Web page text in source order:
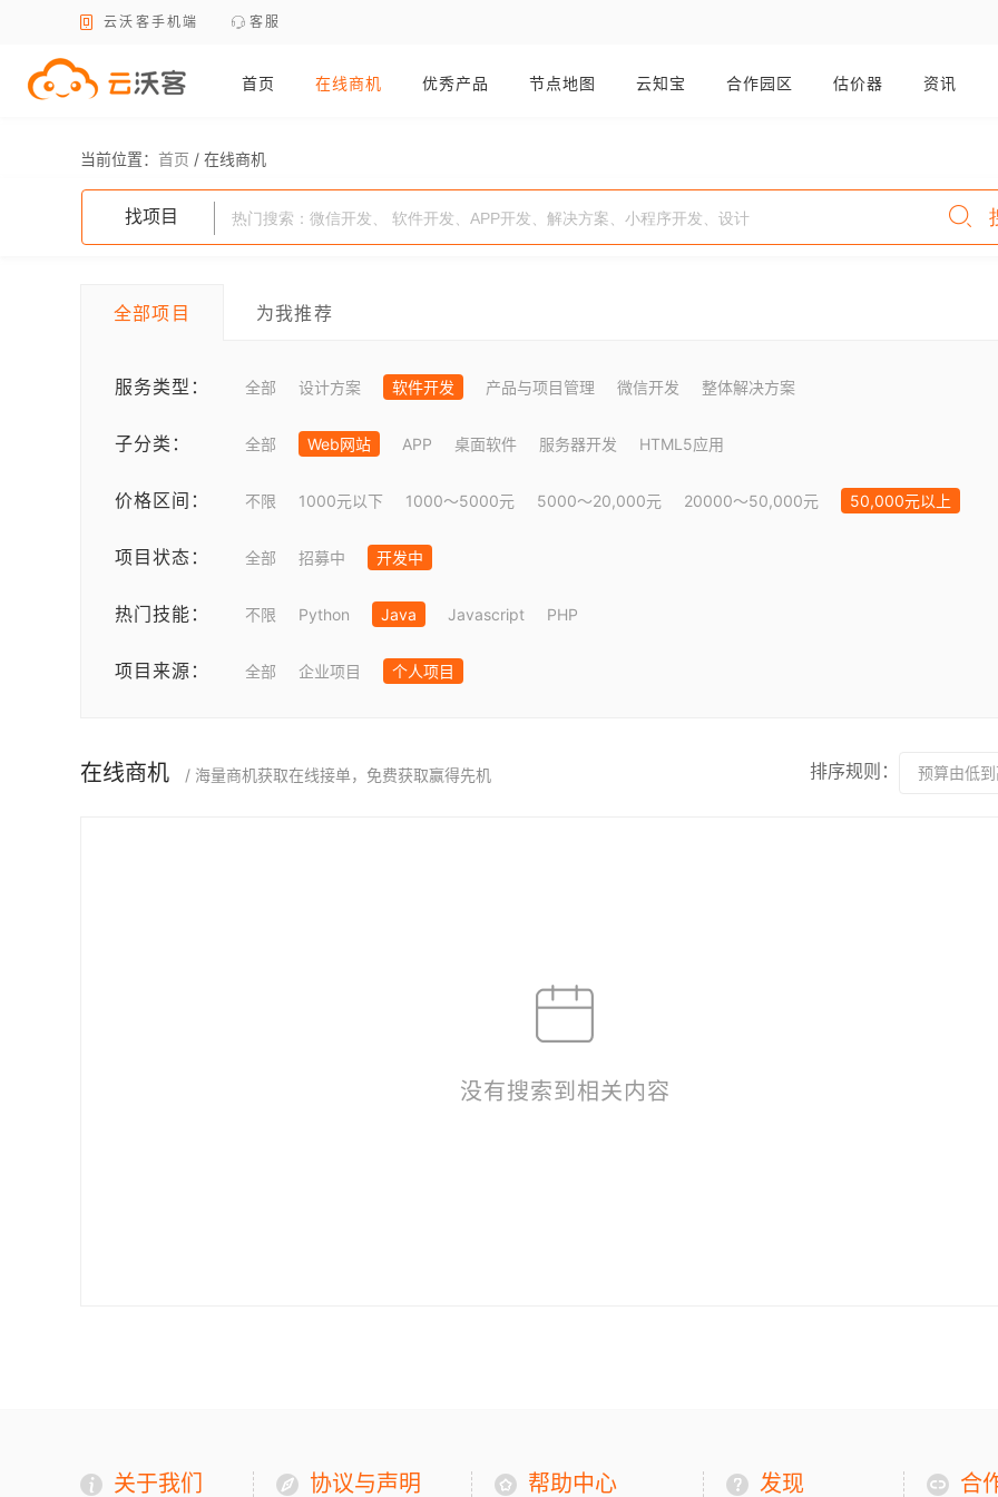
云沃客手机端 客服
首页 在线商机 优秀产品 节点地图 云知宝 合作园区 估价器 资讯
当前位置： 首页 / 在线商机
找项目
全部项目 为我推荐
服务类型： 全部 设计方案 软件开发 产品与项目管理 微信开发 整体解决方案
子分类： 全部 Web网站 APP 桌面软件 服务器开发 HTML5应用
价格区间： 不限 1000元以下 1000～5000元 5000～20,000元 20000～50,000元 50,000元以上
项目状态： 全部 招募中 开发中
热门技能： 不限 Python Java Javascript PHP
项目来源： 全部 企业项目 个人项目
在线商机 / 海量商机获取在线接单，免费获取赢得先机 排序规则： 预算由低
没有搜索到相关内容
关于我们 协议与声明 帮助中心 发现 合